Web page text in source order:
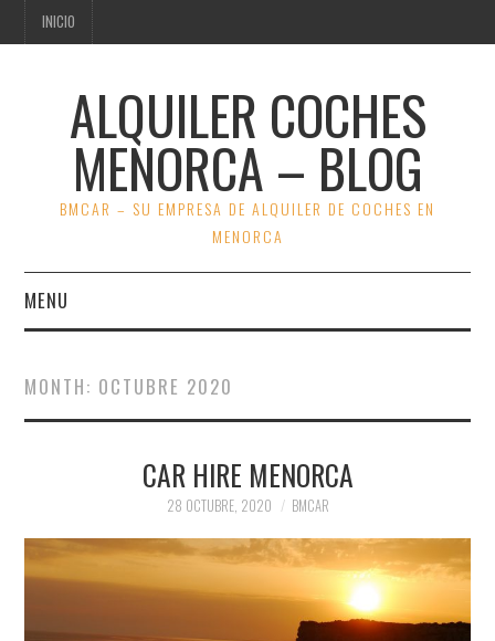
INICIO
ALQUILER COCHES
MENORCA – BLOG
BMCAR – SU EMPRESA DE ALQUILER DE COCHES EN
MENORCA
MENU
VER OFERTAS BMCAR
MONTH: OCTUBRE 2020
CAR HIRE MENORCA
28 OCTUBRE, 2020 BMCAR